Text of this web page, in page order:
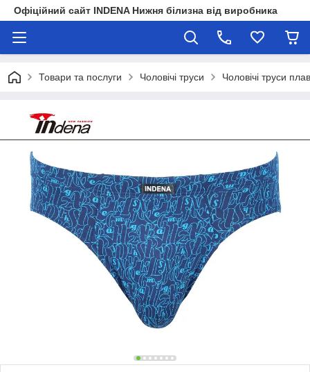
Офіційний сайт INDENA Нижня білизна від виробника
Товари та послуги Чоловічі труси Чоловічі труси